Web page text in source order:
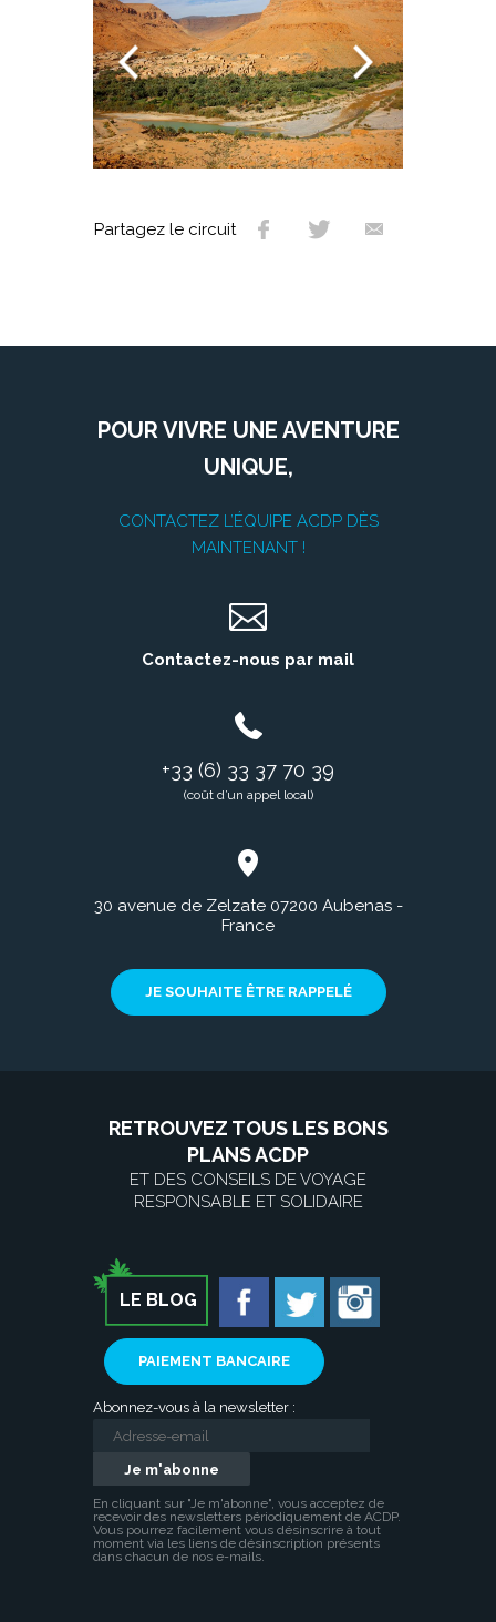
Partagez le circuit
POUR VIVRE UNE AVENTURE
UNIQUE,
CONTACTEZ L’ÉQUIPE ACDP DÈS
MAINTENANT !
Contactez-nous par mail
+33 (6) 33 37 70 39
(coût d’un appel local)
30 avenue de Zelzate 07200 Aubenas -
France
JE SOUHAITE ÊTRE RAPPELÉ
RETROUVEZ TOUS LES BONS
PLANS ACDP
ET DES CONSEILS DE VOYAGE
RESPONSABLE ET SOLIDAIRE
LE BLOG
PAIEMENT BANCAIRE
Abonnez-vous à la newsletter :
En cliquant sur "Je m'abonne", vous acceptez de
recevoir des newsletters périodiquement de ACDP.
Vous pourrez facilement vous désinscrire à tout
moment via les liens de désinscription présents
dans chacun de nos e-mails.